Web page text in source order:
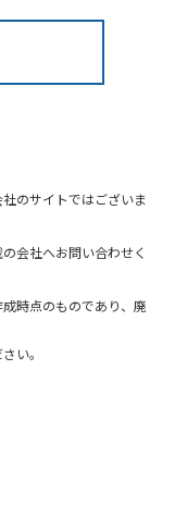
のサイトではございま
会社へお問い合わせく
時点のものであり、廃
い。